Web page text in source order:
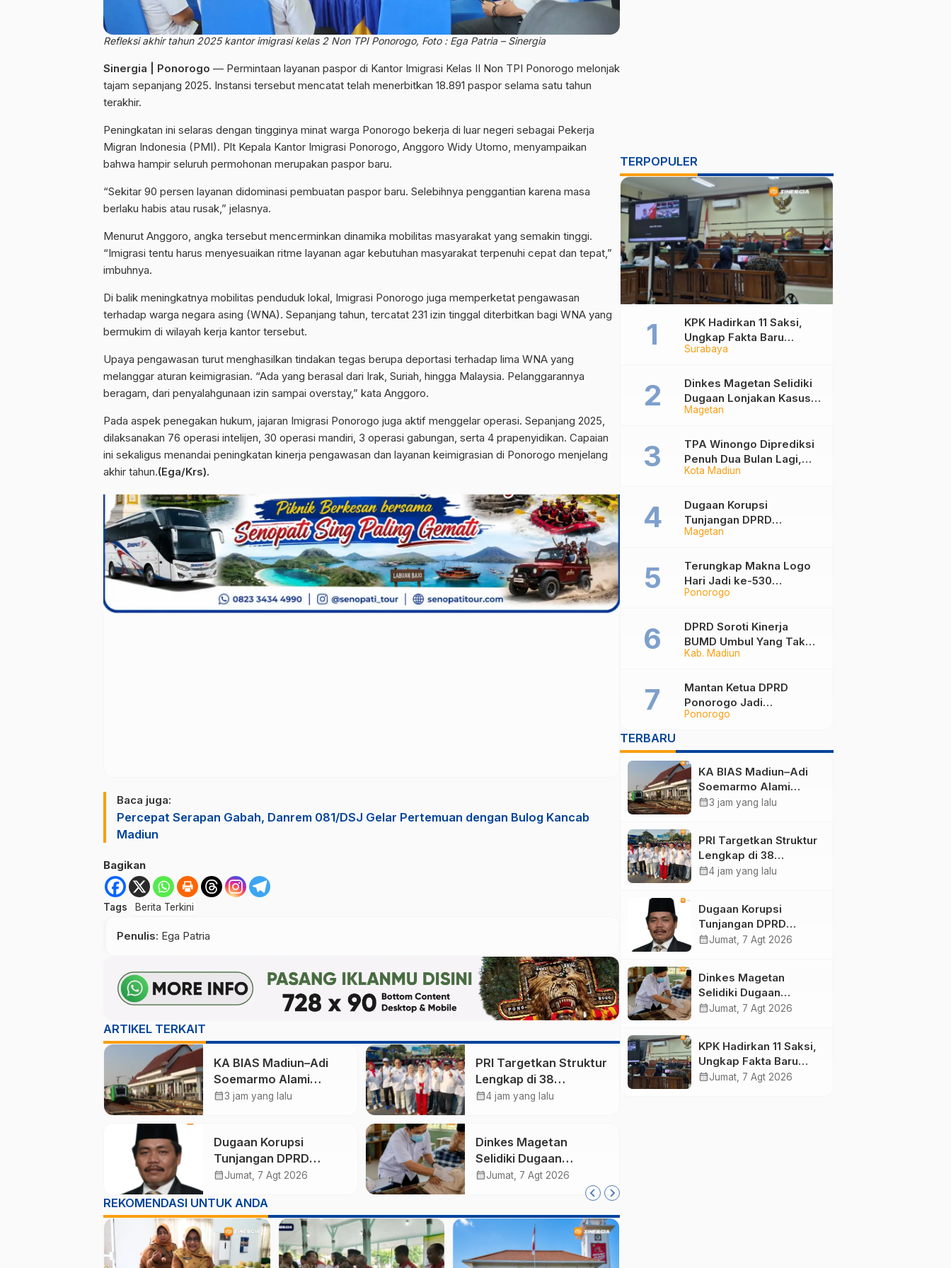
Refleksi akhir tahun 2025 kantor imigrasi kelas 2 Non TPI Ponorogo, Foto : Ega Patria – Sinergia
Sinergia | Ponorogo — Permintaan layanan paspor di Kantor Imigrasi Kelas II Non TPI Ponorogo melonjak
tajam sepanjang 2025. Instansi tersebut mencatat telah menerbitkan 18.891 paspor selama satu tahun
terakhir.
Peningkatan ini selaras dengan tingginya minat warga Ponorogo bekerja di luar negeri sebagai Pekerja
Migran Indonesia (PMI). Plt Kepala Kantor Imigrasi Ponorogo, Anggoro Widy Utomo, menyampaikan
bahwa hampir seluruh permohonan merupakan paspor baru.
“Sekitar 90 persen layanan didominasi pembuatan paspor baru. Selebihnya penggantian karena masa
berlaku habis atau rusak,” jelasnya.
Menurut Anggoro, angka tersebut mencerminkan dinamika mobilitas masyarakat yang semakin tinggi.
“Imigrasi tentu harus menyesuaikan ritme layanan agar kebutuhan masyarakat terpenuhi cepat dan tepat,”
imbuhnya.
Di balik meningkatnya mobilitas penduduk lokal, Imigrasi Ponorogo juga memperketat pengawasan
terhadap warga negara asing (WNA). Sepanjang tahun, tercatat 231 izin tinggal diterbitkan bagi WNA yang
bermukim di wilayah kerja kantor tersebut.
Upaya pengawasan turut menghasilkan tindakan tegas berupa deportasi terhadap lima WNA yang
melanggar aturan keimigrasian. “Ada yang berasal dari Irak, Suriah, hingga Malaysia. Pelanggarannya
beragam, dari penyalahgunaan izin sampai overstay,” kata Anggoro.
Pada aspek penegakan hukum, jajaran Imigrasi Ponorogo juga aktif menggelar operasi. Sepanjang 2025,
dilaksanakan 76 operasi intelijen, 30 operasi mandiri, 3 operasi gabungan, serta 4 prapenyidikan. Capaian
ini sekaligus menandai peningkatan kinerja pengawasan dan layanan keimigrasian di Ponorogo menjelang
akhir tahun.(Ega/Krs).
Baca juga:
Percepat Serapan Gabah, Danrem 081/DSJ Gelar Pertemuan dengan Bulog Kancab
Madiun
Bagikan
Tags Berita Terkini
Penulis: Ega Patria
ARTIKEL TERKAIT
KA BIAS Madiun–Adi
Soemarmo Alami
Gangguan, 5 KA Ikut
calendar_month3 jam yang lalu
PRI Targetkan Struktur
Lengkap di 38
Kabupaten/Kota Jatim
calendar_month4 jam yang lalu
Dugaan Korupsi
Tunjangan DPRD
Ponorogo Jadi Alarm,
Magetan Perkuat Tata
Kelola Administrasi
calendar_monthJumat, 7 Agt 2026
Dinkes Magetan
Selidiki Dugaan
Lonjakan Kasus Diare
di Lembeyan, Lakukan
Epidemiologi
calendar_monthJumat, 7 Agt 2026
REKOMENDASI UNTUK ANDA
TERPOPULER
Surabaya
KPK Hadirkan 11 Saksi,
Ungkap Fakta Baru
Sidang Korupsi Wali Kota
Magetan
Dinkes Magetan Selidiki
Dugaan Lonjakan Kasus
Diare di Lembeyan,
Epidemiologi
Kota Madiun
TPA Winongo Diprediksi
Penuh Dua Bulan Lagi,
Ketua DPRD Kota Madiun
Penanganan Sampah
Magetan
Dugaan Korupsi
Tunjangan DPRD
Ponorogo Jadi Alarm,
Perkuat Tata Kelola
Administrasi
Ponorogo
Terungkap Makna Logo
Hari Jadi ke-530
Ponorogo, Angka 530
Sekar Kinanthi
Kab. Madiun
DPRD Soroti Kinerja
BUMD Umbul Yang Tak
Maksimal, Dinilai Belum
Ponorogo
Mantan Ketua DPRD
Ponorogo Jadi
Tersangka, Punya Harta
Rp1,4 Miliar
TERBARU
KA BIAS Madiun–Adi
Soemarmo Alami
Gangguan, 5 KA Ikut
calendar_month3 jam yang lalu
PRI Targetkan Struktur
Lengkap di 38
Kabupaten/Kota Jatim
calendar_month4 jam yang lalu
Dugaan Korupsi
Tunjangan DPRD
Ponorogo Jadi Alarm,
Kelola Administrasi
calendar_monthJumat, 7 Agt 2026
Dinkes Magetan
Selidiki Dugaan
Lonjakan Kasus Diare
Epidemiologi
calendar_monthJumat, 7 Agt 2026
KPK Hadirkan 11 Saksi,
Ungkap Fakta Baru
Sidang Korupsi Wali
calendar_monthJumat, 7 Agt 2026